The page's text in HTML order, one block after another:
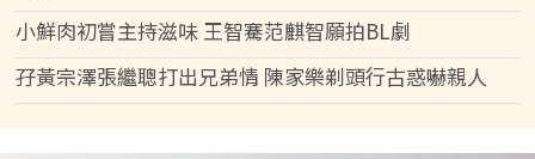
小鮮肉初嘗主持滋味 王智騫范麒智願拍BL劇
孖黃宗澤張繼聰打出兄弟情 陳家樂剃頭行古惑嚇親人